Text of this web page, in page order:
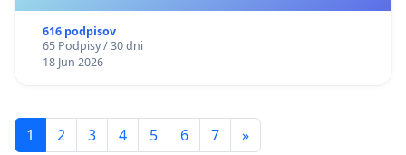
616 podpisov
65 Podpisy / 30 dni
18 Jun 2026
1 2 3 4 5 6 7 »